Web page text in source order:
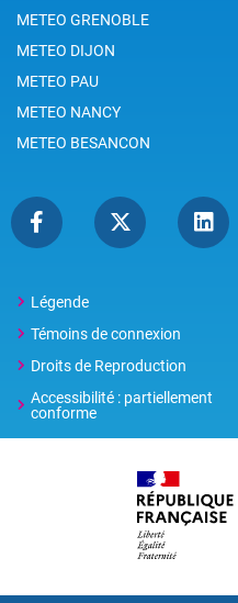
METEO GRENOBLE
METEO DIJON
METEO PAU
METEO NANCY
METEO BESANCON
Légende
Témoins de connexion
Droits de Reproduction
Accessibilité : partiellement
conforme